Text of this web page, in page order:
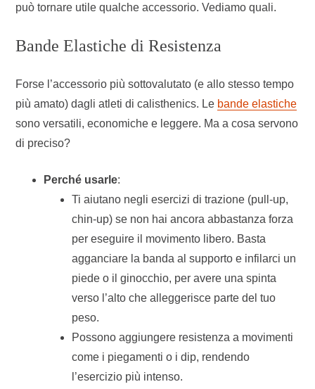
può tornare utile qualche accessorio. Vediamo quali.
Bande Elastiche di Resistenza
Forse l’accessorio più sottovalutato (e allo stesso tempo
più amato) dagli atleti di calisthenics. Le bande elastiche
sono versatili, economiche e leggere. Ma a cosa servono
di preciso?
Perché usarle:
Ti aiutano negli esercizi di trazione (pull-up,
chin-up) se non hai ancora abbastanza forza
per eseguire il movimento libero. Basta
agganciare la banda al supporto e infilarci un
piede o il ginocchio, per avere una spinta
verso l’alto che alleggerisce parte del tuo
peso.
Possono aggiungere resistenza a movimenti
come i piegamenti o i dip, rendendo
l’esercizio più intenso.